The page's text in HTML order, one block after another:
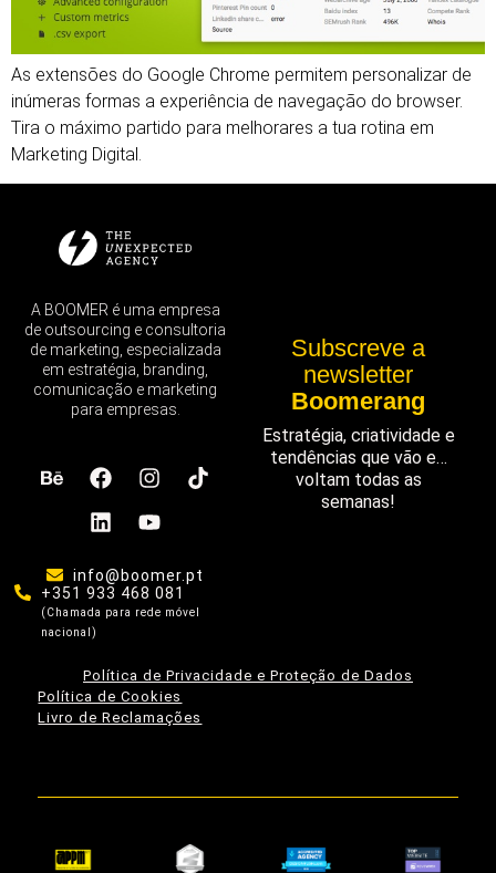
As extensões do Google Chrome permitem personalizar de
inúmeras formas a experiência de navegação do browser.
Tira o máximo partido para melhorares a tua rotina em
Marketing Digital.
A BOOMER é uma empresa
de outsourcing e consultoria
de marketing, especializada
em estratégia, branding,
comunicação e marketing
para empresas.
info@boomer.pt
+351 933 468 081
(Chamada para rede móvel
nacional)
Subscreve a
newsletter
Boomerang
Estratégia, criatividade e
tendências que vão e…
voltam todas as
semanas!
Política de Privacidade e Proteção de Dados
Política de Cookies
Livro de Reclamações